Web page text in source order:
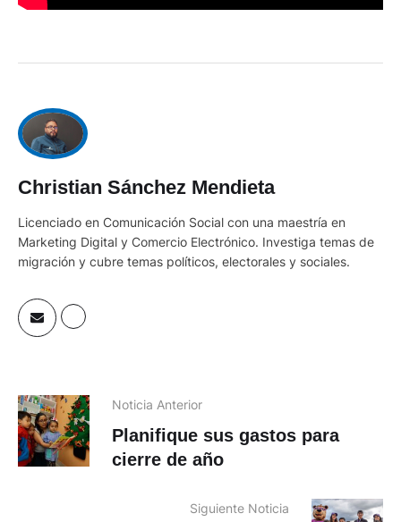
Christian Sánchez Mendieta
Licenciado en Comunicación Social con una maestría en
Marketing Digital y Comercio Electrónico. Investiga temas de
migración y cubre temas políticos, electorales y sociales.
Noticia Anterior
Planifique sus gastos para
cierre de año
Siguiente Noticia